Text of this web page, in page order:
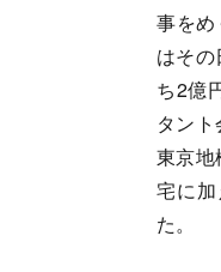
事を
はそ
ち2億
タン
東京
宅に
た。